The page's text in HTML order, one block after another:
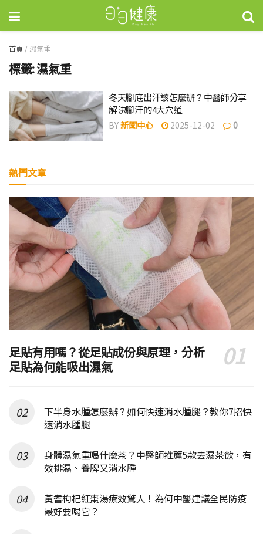
首頁 /濕氣重
標籤:濕氣重
冬天腳底出汗該怎麼辦？中醫師分享
解決腳汗的4大穴道
BY新聞中心 2025-12-02 0
熱門文章
足貼有用嗎？從足貼成份與原理，分析
足貼為何能吸出濕氣
下半身水腫怎麼辦？如何快速消水腫腿？教你7招快
速消水腫腿
身體濕氣重喝什麼茶？中醫師推薦5款去濕茶飲，有
效排濕、養脾又消水腫
黃耆枸杞紅棗湯療效驚人！為何中醫建議全民防疫
最好要喝它？